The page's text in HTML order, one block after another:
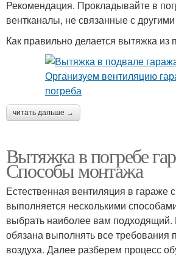
Рекомендация. Прокладывайте в
вентканалы, не связанные с
Как правильно делается вытяжка из
читать дальше →
Вытяжка в погребе
Способы монтажа
Естественная вентиляция в гараже
выполняется несколькими
выбрать наиболее вам подходящий.
обязана выполнять все требования
воздуха. Далее разберем процесс